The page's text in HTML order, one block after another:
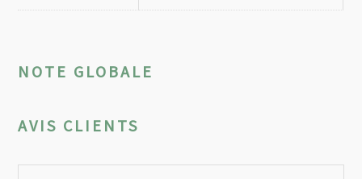
NOTE GLOBALE
AVIS CLIENTS